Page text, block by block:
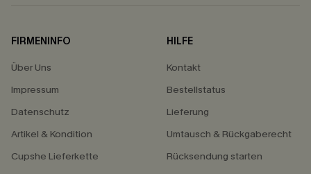
FIRMENINFO
Über Uns
Impressum
Datenschutz
Artikel & Kondition
Cupshe Lieferkette
HILFE
Kontakt
Bestellstatus
Lieferung
Umtausch & Rückgaberecht
Rücksendung starten